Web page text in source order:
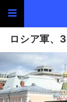
ロシア軍、